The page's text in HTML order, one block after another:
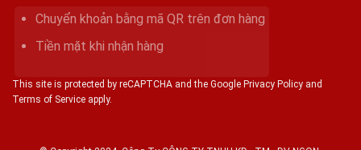
Chuyển khoản bằng mã QR trên đơn hàng
Tiền mặt khi nhận hàng
This site is protected by reCAPTCHA and the Google Privacy Policy and
Terms of Service apply.